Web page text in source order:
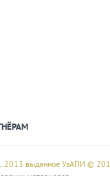
выданное УзАПИ ©